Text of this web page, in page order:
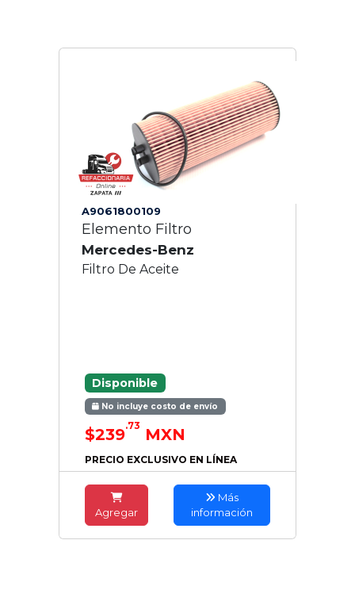
A9061800109
Elemento Filtro
Mercedes-Benz
Filtro De Aceite
Disponible
No incluye costo de envío
$239.73 MXN
PRECIO EXCLUSIVO EN LÍNEA
Agregar
Más
información